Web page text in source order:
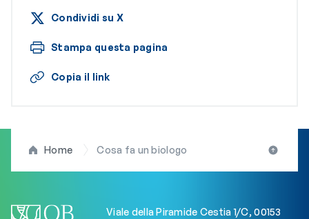
Condividi su X
Stampa questa pagina
Copia il link
Home Cosa fa un biologo
Viale della Piramide Cestia 1/C, 00153